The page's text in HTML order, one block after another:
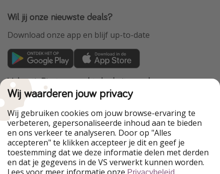
Wil jij onze nieuwste deals?
Download onze app en blijf up-to-date
VakantiePiraten maakt deel uit van de
HolidayPirates Group
Onze markten
PiratinViaggio
HolidayPirates
WakacyjniPiraci
VoyagesPirates
Ferienpiraten
Urlaubspiraten
Urlaubspiraten
ViajerosPiratas
TravelPirates
Wij waarderen jouw privacy
Wij gebruiken cookies om jouw browse-ervaring te
verbeteren, gepersonaliseerde inhoud aan te bieden
en ons verkeer te analyseren. Door op "Alles
accepteren" te klikken accepteer je dit en geef je
toestemming dat we deze informatie delen met derden
en dat je gegevens in de VS verwerkt kunnen worden.
Privacybeleid